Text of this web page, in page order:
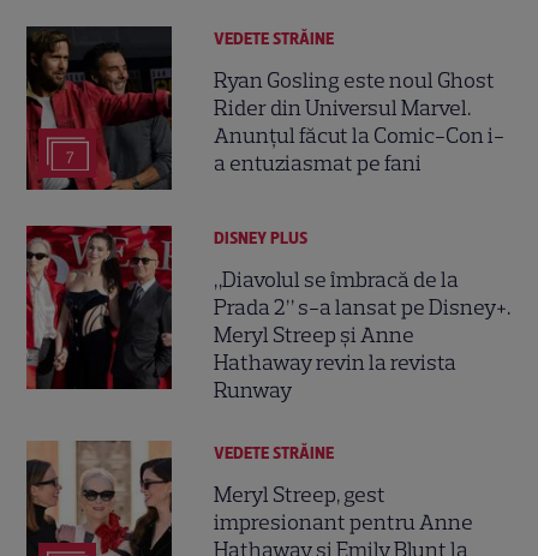
7
VEDETE STRĂINE
Ryan Gosling este noul Ghost
Rider din Universul Marvel.
Anunțul făcut la Comic-Con i-
a entuziasmat pe fani
DISNEY PLUS
„Diavolul se îmbracă de la
Prada 2” s-a lansat pe Disney+.
Meryl Streep și Anne
Hathaway revin la revista
Runway
VEDETE STRĂINE
Meryl Streep, gest
impresionant pentru Anne
Hathaway și Emily Blunt la